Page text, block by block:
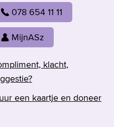
078 654 11 11
MijnASz
klacht,
een kaartje en doneer